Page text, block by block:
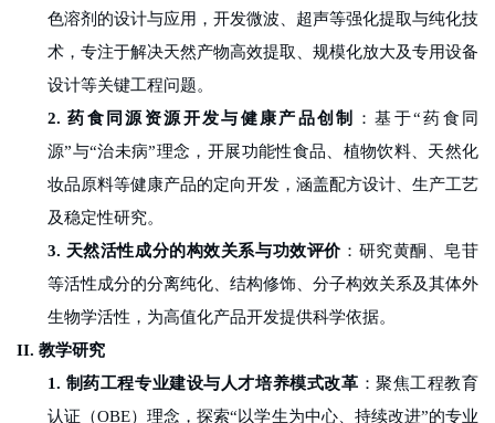
作
色溶剂的设计与应用，开发微波、超声等强化提取与纯化技
术，专注于解决天然产物高效提取、规模化放大及专用设备
设计等关键工程问题。
2.药食同源资源开发与健康产品创制 ：基于“药食同
源”与“治未病”理念，开展功能性食品、植物饮料、天然化
妆品原料等健康产品的定向开发，涵盖配方设计、生产工艺
及稳定性研究。
3. 天然活性成分的构效关系与功效评价：研究黄酮、皂苷
等活性成分的分离纯化、结构修饰、分子构效关系及其体外
生物学活性，为高值化产品开发提供科学依据。
II. 教学研究
1. 制药工程专业建设与人才培养模式改革 ：聚焦工程教育
认证（OBE）理念，探索“以学生为中心、持续改进”的专业